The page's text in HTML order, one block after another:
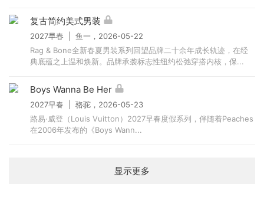
复古简约美式男装
2027早春 | 鱼一，2026-05-22
Rag & Bone全新春夏男装系列回望品牌二十余年成长轨迹，在经
典底蕴之上温和焕新。品牌承袭标志性纽约松弛穿搭内核，保...
Boys Wanna Be Her
2027早春 | 骆驼，2026-05-23
路易·威登（Louis Vuitton）2027早春度假系列，伴随着Peaches
在2006年发布的《Boys Wann...
显示更多